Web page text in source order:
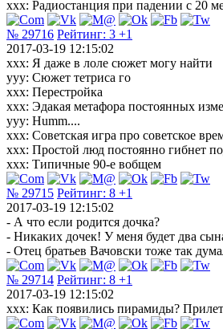
xxx: Радиостанция при падении с 20
№ 29716 Рейтинг: 3 +1
2017-03-19 12:15:02
xxx: Я даже в лоле сюжет могу найти
yyy: Сюжет тетриса го
xxx: Перестройка
xxx: Эдакая метафора постоянных
yyy: Humm....
xxx: Советская игра про советское
xxx: Простой люд постоянно гибнет
xxx: Типичные 90-е вобщем
№ 29715 Рейтинг: 8 +1
2017-03-19 12:15:02
- А что если родится дочка?
- Никаких дочек! У меня будет два
- Отец братьев Вачовски тоже так
№ 29714 Рейтинг: 8 +1
2017-03-19 12:15:02
xxx: Как появились пирамиды?